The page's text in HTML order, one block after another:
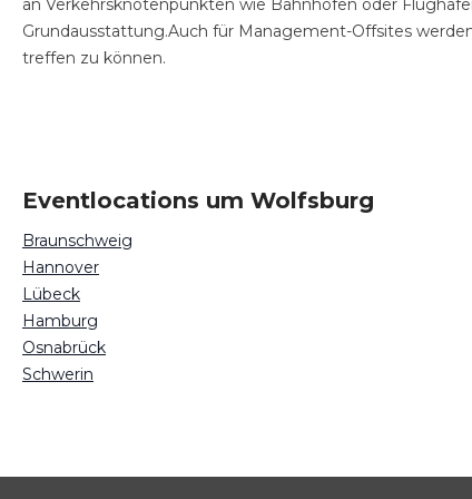
an Verkehrsknotenpunkten wie Bahnhöfen oder
Grundausstattung.Auch für Management-Offsites
treffen zu können.
Eventlocations um Wolfsburg
Braunschweig
Hannover
Lübeck
Hamburg
Osnabrück
Schwerin